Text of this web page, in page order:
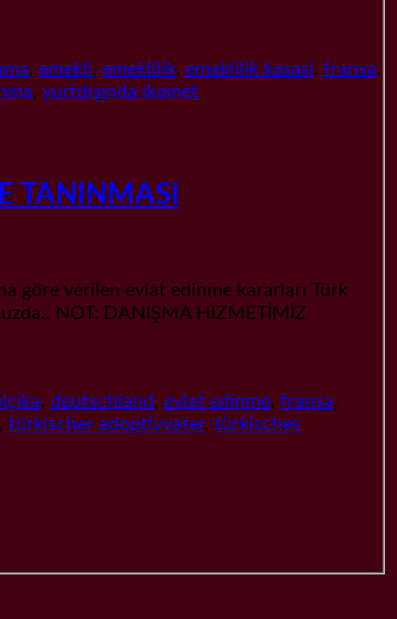
, emekli, emeklilik, emeklilik kasasi, fransa,
, yurtdışında ikamet
TANINMASI
göre verilen evlat edinme kararları Türk
NOT: DANIŞMA HİZMETİMİZ
, deutschland, evlat edinme, fransa,
, türkischer adoptivvater, türkisches